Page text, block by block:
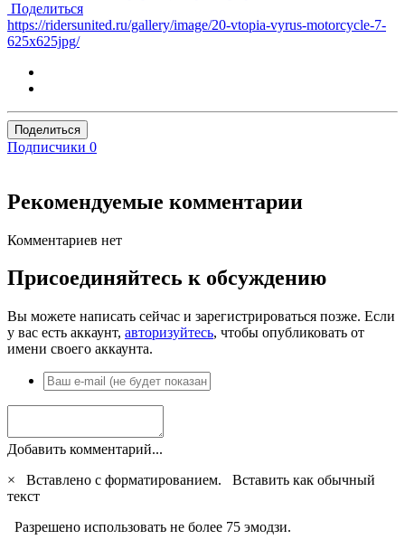
Поделиться
https://ridersunited.ru/gallery/image/20-vtopia-vyrus-motorcycle-7-
625x625jpg/
Поделиться
Подписчики 0
Рекомендуемые комментарии
Комментариев нет
Присоединяйтесь к обсуждению
Вы можете написать сейчас и зарегистрироваться позже. Если
у вас есть аккаунт, авторизуйтесь, чтобы опубликовать от
имени своего аккаунта.
Добавить комментарий...
×
Вставлено с форматированием. Вставить как обычный
текст
Разрешено использовать не более 75 эмодзи.